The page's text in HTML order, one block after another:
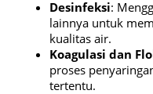
Desinfeksi:
lainnya untuk
kualitas air.
Koagulasi dan
proses
tertentu.